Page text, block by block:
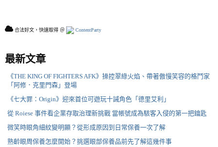
合法好文，快速取得 ＠ ContentParty
最新文章
《THE KING OF FIGHTERS AFK》操控翠綠火焰、帶著傲慢笑容的格鬥家
「阿修．克里門森」登場
《七大罪：Origin》迎來首位可遊玩十誡角色「德里艾利」
從 Roiese 事件看企業存取治理新挑戰 當帳號成為駭客入侵的第一把鑰匙
微笑時眼角細紋變明顯？從形成原因到日常保養一次了解
熟齡眼周保養怎麼開始？挑選眼部保養品前先了解這幾件事